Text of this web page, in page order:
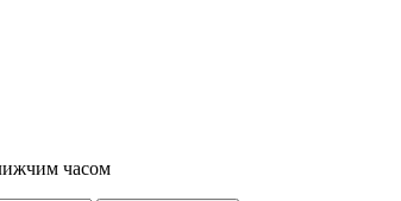
часом